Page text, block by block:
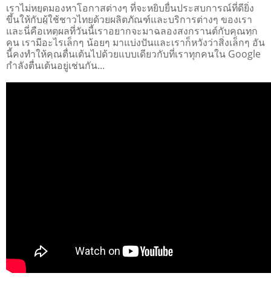
เราไม่หยุดมองหาโอกาสต่างๆ ที่จะหยิบยื่นประสบการณ์ที่ดียิ่ง
ขึ้นให้กับผู้ใช้ชาวไทยด้วยผลิตภัณฑ์และบริการต่างๆ ของเรา
และนี่คือเหตุผลที่วันนี้เราอยากจะมาฉลองสงกรานต์กับคุณทุก
คน เรามีอะไรเล็กๆ น้อยๆ มาแบ่งปันและเราก็หวังว่าสิ่งเล็กๆ อัน
นี้คงทำให้คุณตื่นเต้นไปด้วยแบบเดียวกับที่เราทุกคนใน Google
กำลังตื่นเต้นอยู่เช่นกัน...